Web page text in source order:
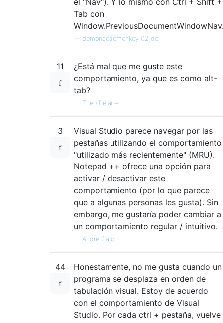
Tab con
Window.PreviousDocumentWindowNav.
demoncodemonkey 02 de
11
¿Está mal que me guste este
comportamiento, ya que es como alt-
tab?
— Theo Belaire
3
Visual Studio parece navegar por las
pestañas utilizando el comportamiento
"utilizado más recientemente" (MRU).
Notepad ++ ofrece una opción para
activar / desactivar este
comportamiento (por lo que parece
que a algunas personas les gusta). Sin
embargo, me gustaría poder cambiar a
un comportamiento regular / intuitivo.
— André Caron
44
Honestamente, no me gusta cuando un
programa se desplaza en orden de
tabulación visual. Estoy de acuerdo
con el comportamiento de Visual
Studio. Por cada ctrl + pestaña, vuelve